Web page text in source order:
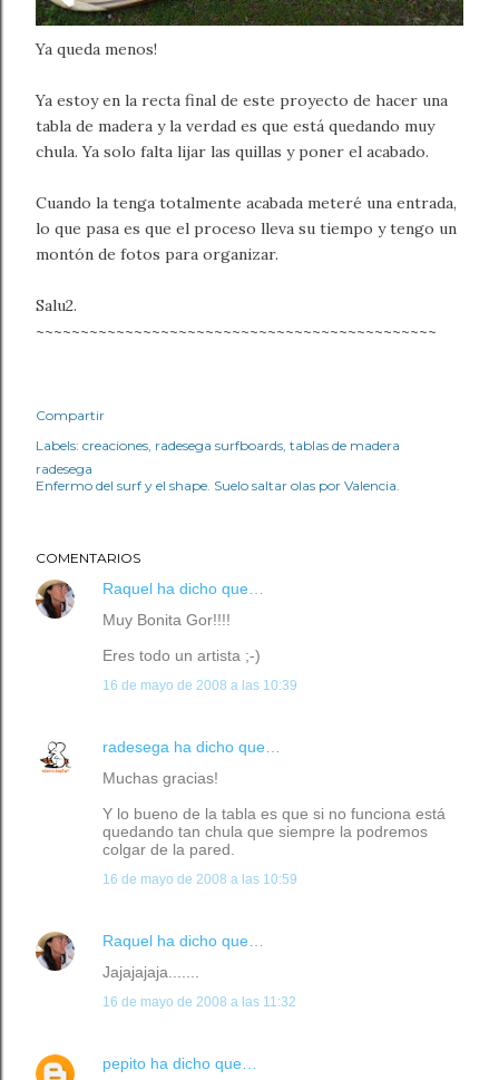
Ya queda menos!
Ya estoy en la recta final de este proyecto de hacer una
tabla de madera y la verdad es que está quedando muy
chula. Ya solo falta lijar las quillas y poner el acabado.
Cuando la tenga totalmente acabada meteré una entrada,
lo que pasa es que el proceso lleva su tiempo y tengo un
montón de fotos para organizar.
Salu2.
~~~~~~~~~~~~~~~~~~~~~~~~~~~~~~~~~~~~~~~~~~~~~
Compartir
Labels: creaciones radesega surfboards tablas de madera
radesega
Enfermo del surf y el shape. Suelo saltar olas por Valencia.
COMENTARIOS
Raquel ha dicho que…
Muy Bonita Gor!!!!
Eres todo un artista ;-)
16 de mayo de 2008 a las 10:39
radesega ha dicho que…
Muchas gracias!
Y lo bueno de la tabla es que si no funciona está
quedando tan chula que siempre la podremos
colgar de la pared.
16 de mayo de 2008 a las 10:59
Raquel ha dicho que…
Jajajajaja.......
16 de mayo de 2008 a las 11:32
pepito ha dicho que…